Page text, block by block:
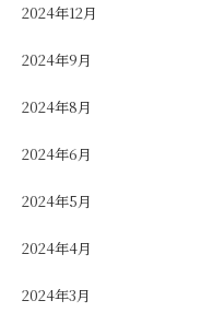
2024年12月
2024年9月
2024年8月
2024年6月
2024年5月
2024年4月
2024年3月